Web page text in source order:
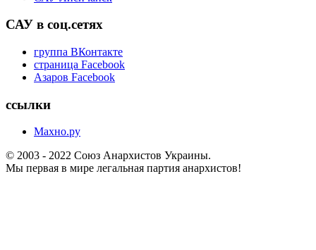
САУ в соц.сетях
группа ВКонтакте
страница Facebook
Азаров Facebook
ссылки
Махно.ру
© 2003 - 2022 Союз Анархистов Украины.
Мы первая в мире легальная партия анархистов!